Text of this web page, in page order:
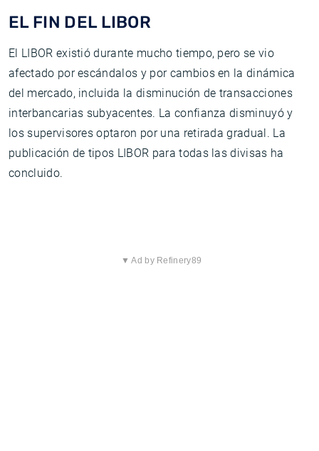
EL FIN DEL LIBOR
El LIBOR existió durante mucho tiempo, pero se vio
afectado por escándalos y por cambios en la dinámica
del mercado, incluida la disminución de transacciones
interbancarias subyacentes. La confianza disminuyó y
los supervisores optaron por una retirada gradual. La
publicación de tipos LIBOR para todas las divisas ha
concluido.
▼ Ad by Refinery89